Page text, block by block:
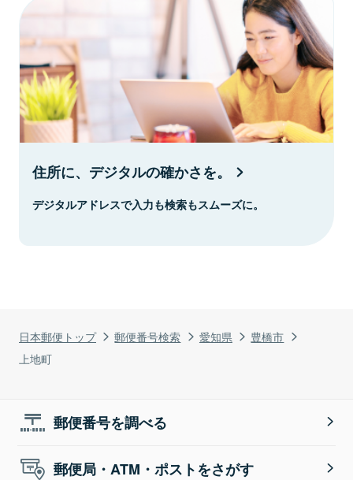
日本郵便トップ 郵便番号検索 愛知県
豊橋市
上地町
住所に、デジタルの確かさを。
デジタルアドレスで入力も検索もスムーズに。
郵便番号を調べる
郵便局・ATM・ポストをさがす